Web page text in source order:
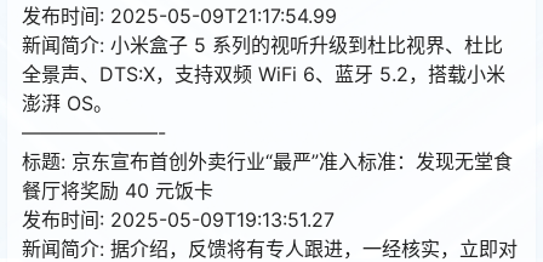
发布时间: 2025-05-09T21:17:54.99
新闻简介: 小米盒子 5 系列的视听升级到杜比视界、杜比
全景声、DTS:X，支持双频 WiFi 6、蓝牙 5.2，搭载小米
澎湃 OS。
———————-
标题: 京东宣布首创外卖行业“最严”准入标准：发现无堂食
餐厅将奖励 40 元饭卡
发布时间: 2025-05-09T19:13:51.27
新闻简介: 据介绍，反馈将有专人跟进，一经核实，立即对